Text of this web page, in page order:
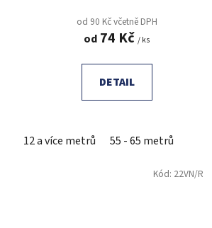
od 90 Kč včetně DPH
od 74 Kč/ ks
DETAIL
12 a více metrů 55 - 65 metrů
Kód: 22VN/R